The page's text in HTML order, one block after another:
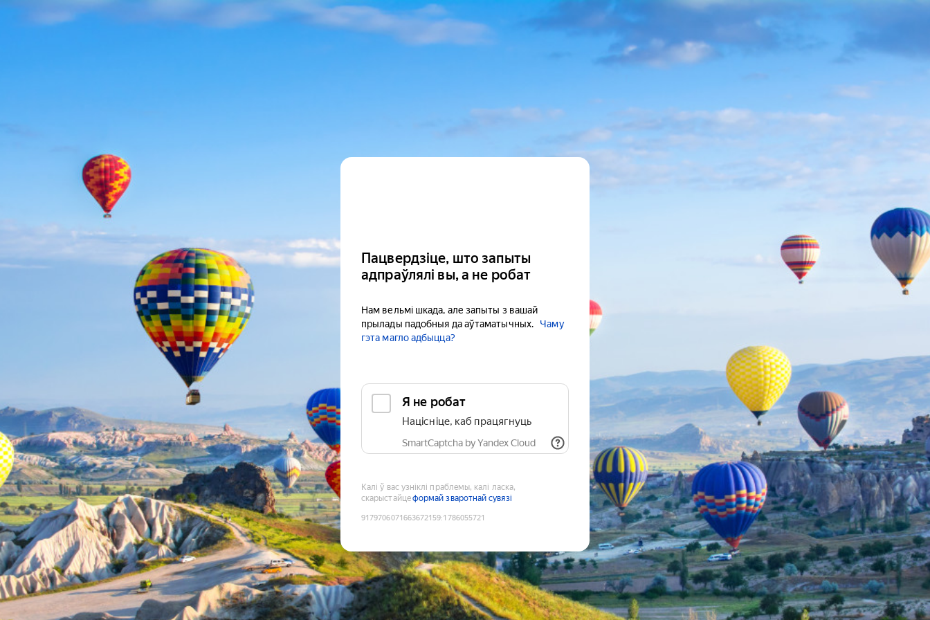
Пацвердзіце, што запыты
адпраўлялі вы, а не робат
Нам вельмі шкада, але запыты з вашай
прылады падобныя да аўтаматычных.
Чаму
гэта магло адбыцца?
Я не робат
Націсніце, каб працягнуць
SmartCaptcha by Yandex Cloud
Калі ў вас узніклі праблемы, калі ласка,
скарыстайцеформай зваротнай сувязі
9179706071663672159:1786055721